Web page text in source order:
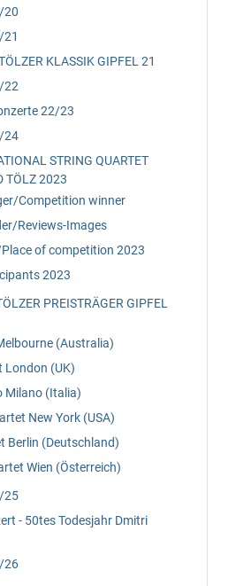
20
21
KLASSIK GIPFEL 21
22
22/23
24
STRING QUARTET
TÖLZ 2023
Competition winner
Reviews-Images
of competition 2023
2023
PREISTRÄGER GIPFEL
(Australia)
London (UK)
Milano (Italia)
New York (USA)
Berlin (Deutschland)
Wien (Österreich)
25
- 50tes Todesjahr Dmitri
26